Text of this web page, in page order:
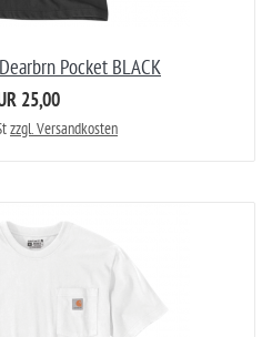
Pocket BLACK
25,00
zzgl. Versandkosten